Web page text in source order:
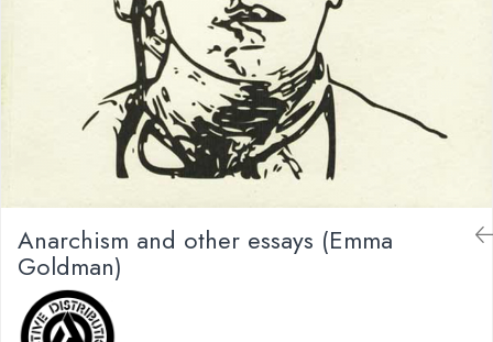
Anarchism and other essays (Emma
Goldman)